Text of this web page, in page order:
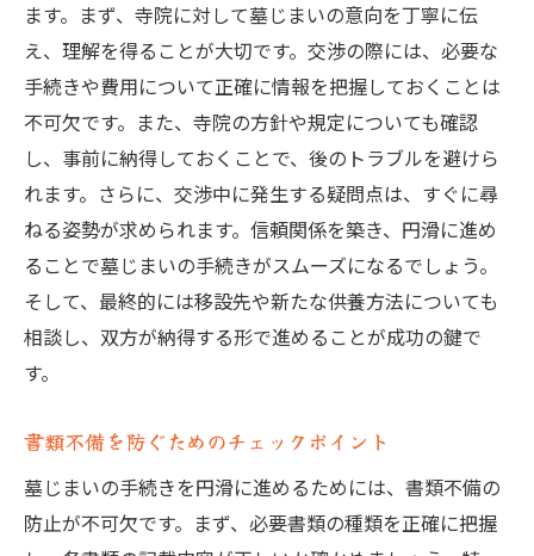
ます。まず、寺院に対して墓じまいの意向を丁寧に伝
え、理解を得ることが大切です。交渉の際には、必要な
手続きや費用について正確に情報を把握しておくことは
不可欠です。また、寺院の方針や規定についても確認
し、事前に納得しておくことで、後のトラブルを避けら
れます。さらに、交渉中に発生する疑問点は、すぐに尋
ねる姿勢が求められます。信頼関係を築き、円滑に進め
ることで墓じまいの手続きがスムーズになるでしょう。
そして、最終的には移設先や新たな供養方法についても
相談し、双方が納得する形で進めることが成功の鍵で
す。
書類不備を防ぐためのチェックポイント
墓じまいの手続きを円滑に進めるためには、書類不備の
防止が不可欠です。まず、必要書類の種類を正確に把握